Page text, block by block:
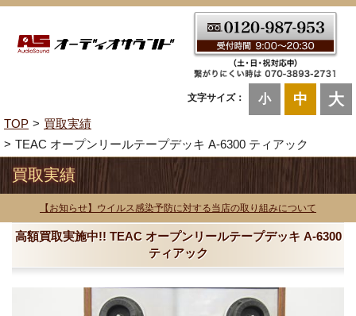
文字サイズ： 小 中 大
TOP
買取実績
TEAC オープンリールテープデッキ A-6300 ティアック
買取実績
【お知らせ】ウイルス感染予防に対する当店の取り組みについて
高額買取実施中!! TEAC オープンリールテープデッキ A-6300
ティアック